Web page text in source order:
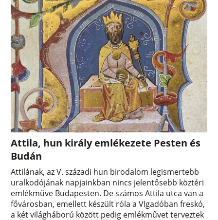
Attila, hun király emlékezete Pesten és
Budán
Attilának, az V. századi hun birodalom legismertebb
uralkodójának napjainkban nincs jelentősebb köztéri
emlékműve Budapesten. De számos Attila utca van a
fővárosban, emellett készült róla a VIgadóban freskó,
a két világháború között pedig emlékművet terveztek